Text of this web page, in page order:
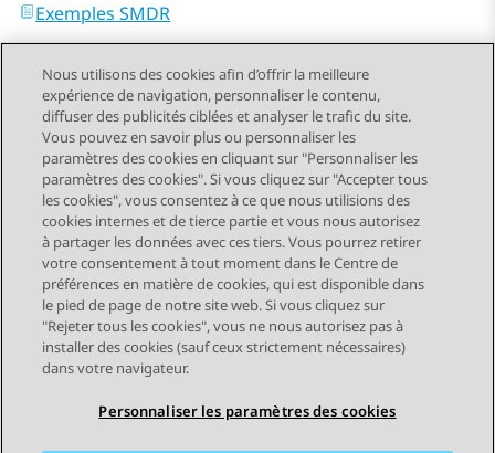
Exemples SMDR
Send Feedback
Navigation par sujet
Sujet précédent Sujet suivant
STAY CONNECTED
Nous utilisons des cookies afin d’offrir la meilleure
expérience de navigation, personnaliser le contenu,
diffuser des publicités ciblées et analyser le trafic du site.
Vous pouvez en savoir plus ou personnaliser les
paramètres des cookies en cliquant sur "Personnaliser les
paramètres des cookies". Si vous cliquez sur "Accepter tous
les cookies", vous consentez à ce que nous utilisions des
cookies internes et de tierce partie et vous nous autorisez
à partager les données avec ces tiers. Vous pourrez retirer
votre consentement à tout moment dans le Centre de
préférences en matière de cookies, qui est disponible dans
le pied de page de notre site web. Si vous cliquez sur
"Rejeter tous les cookies", vous ne nous autorisez pas à
installer des cookies (sauf ceux strictement nécessaires)
dans votre navigateur.
Personnaliser les paramètres des cookies